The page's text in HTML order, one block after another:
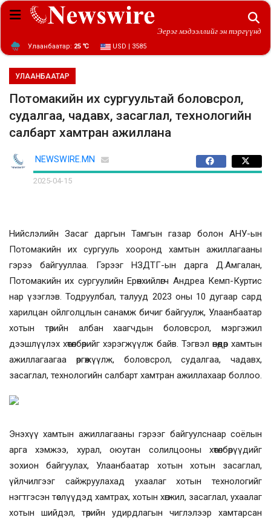
Эерэг мэдээллийг эн тэргүүнд
Улаанбаатар: 25 ℃ USD | 3585
УЛААНБААТАР
Потомакийн их сургуультай боловсрол,
судалгаа, чадавх, засаглал, технологийн
салбарт хамтран ажиллана
NEWSWIRE.MN
2025-04-15
Нийслэлийн Засаг даргын Тамгын газар болон АНУ-ын
Потомакийн их сургууль хооронд хамтын ажиллагааны
гэрээ байгууллаа. Гэрээг НЗДТГ-ын дарга Д.Амгалан,
Потомакийн их сургуулийн Ерөнхийлөгч Андреа Кемп-Куртис
нар үзэглэв. Тодруулбал, талууд 2023 оны 10 дугаар сард
харилцан ойлголцлын санамж бичиг байгуулж, Улаанбаатар
хотын төрийн албан хаагчдын боловсрол, мэргэжил
дээшлүүлэх хөтөлбөрийг хэрэгжүүлж байв. Тэгвэл өнөөдөр хамтын
ажиллагаагаа өргөжүүлж, боловсрол, судалгаа, чадавх,
засаглал, технологийн салбарт хамтран ажиллахаар боллоо.
Энэхүү хамтын ажиллагааны гэрээг байгуулснаар соёлын
арга хэмжээ, хурал, оюутан солилцооны хөтөлбөрүүдийг
зохион байгуулах, Улаанбаатар хотын хотын засаглал,
үйлчилгээг сайжруулахад ухаалаг хотын технологийг
нэгтгэсэн төслүүдэд хамтрах, хотын хөгжил, засаглал, ухаалаг
хотын шийдэл, төрийн удирдлагын чиглэлээр хамтарсан